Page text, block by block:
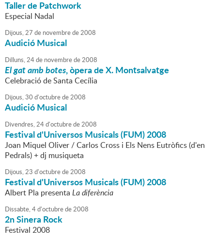
Taller de Patchwork
Especial Nadal
Dijous,27 de novembrede2008
Audició Musical
Dilluns,24de novembrede2008
El gat amb botes, òpera de X. Montsalvatge
Celebració de Santa Cecília
Dijous,30 d'octubrede2008
Audició Musical
Divendres,24d'octubrede2008
Festival d'Universos Musicals (FUM) 2008
Joan Miquel Oliver / Carlos Cross i Els Nens Eutròfics (d'en
Pedrals) + dj musiqueta
Dijous,23 d'octubrede2008
Festival d'Universos Musicals (FUM) 2008
Albert Pla presenta La diferència
Dissabte,4d'octubrede2008
2n Sinera Rock
Festival 2008